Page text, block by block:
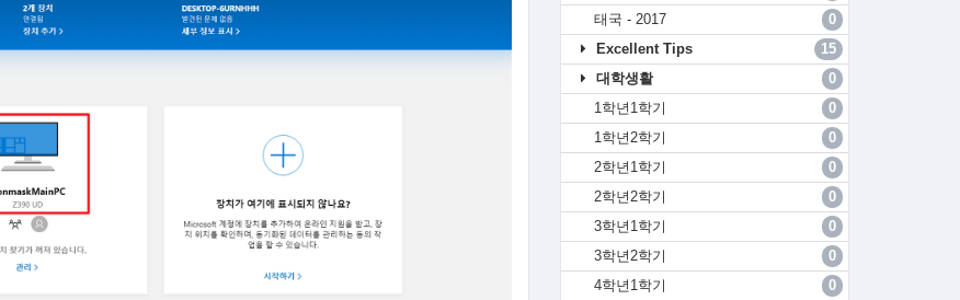
태국 - 2017
0
Excellent Tips
15
대학생활
0
1학년1학기
0
1학년2학기
0
2학년1학기
0
2학년2학기
0
3학년1학기
0
3학년2학기
0
4학년1학기
0